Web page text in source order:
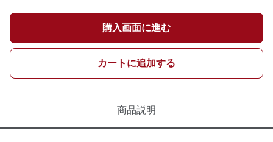
購入画面に進む
カートに追加する
商品説明